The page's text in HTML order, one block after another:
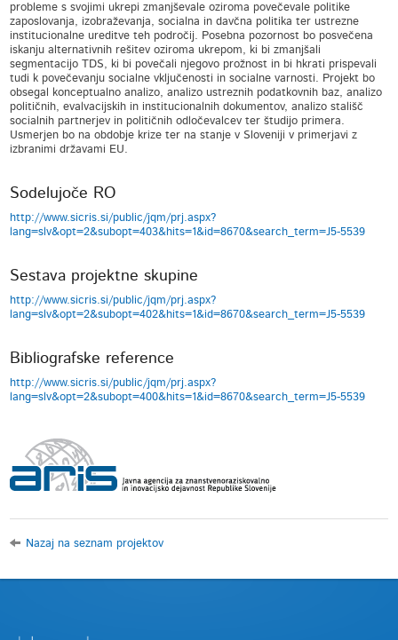
probleme s svojimi ukrepi zmanjševale oziroma povečevale politike
zaposlovanja, izobraževanja, socialna in davčna politika ter ustrezne
institucionalne ureditve teh področij. Posebna pozornost bo posvečena
iskanju alternativnih rešitev oziroma ukrepom, ki bi zmanjšali
segmentacijo TDS, ki bi povečali njegovo prožnost in bi hkrati prispevali
tudi k povečevanju socialne vključenosti in socialne varnosti. Projekt bo
obsegal konceptualno analizo, analizo ustreznih podatkovnih baz, analizo
političnih, evalvacijskih in institucionalnih dokumentov, analizo stališč
socialnih partnerjev in političnih odločevalcev ter študijo primera.
Usmerjen bo na obdobje krize ter na stanje v Sloveniji v primerjavi z
izbranimi državami EU.
Sodelujoče RO
http://www.sicris.si/public/jqm/prj.aspx?
lang=slv&opt=2&subopt=403&hits=1&id=8670&search_term=J5-5539
Sestava projektne skupine
http://www.sicris.si/public/jqm/prj.aspx?
lang=slv&opt=2&subopt=402&hits=1&id=8670&search_term=J5-5539
Bibliografske reference
http://www.sicris.si/public/jqm/prj.aspx?
lang=slv&opt=2&subopt=400&hits=1&id=8670&search_term=J5-5539
Nazaj na seznam projektov